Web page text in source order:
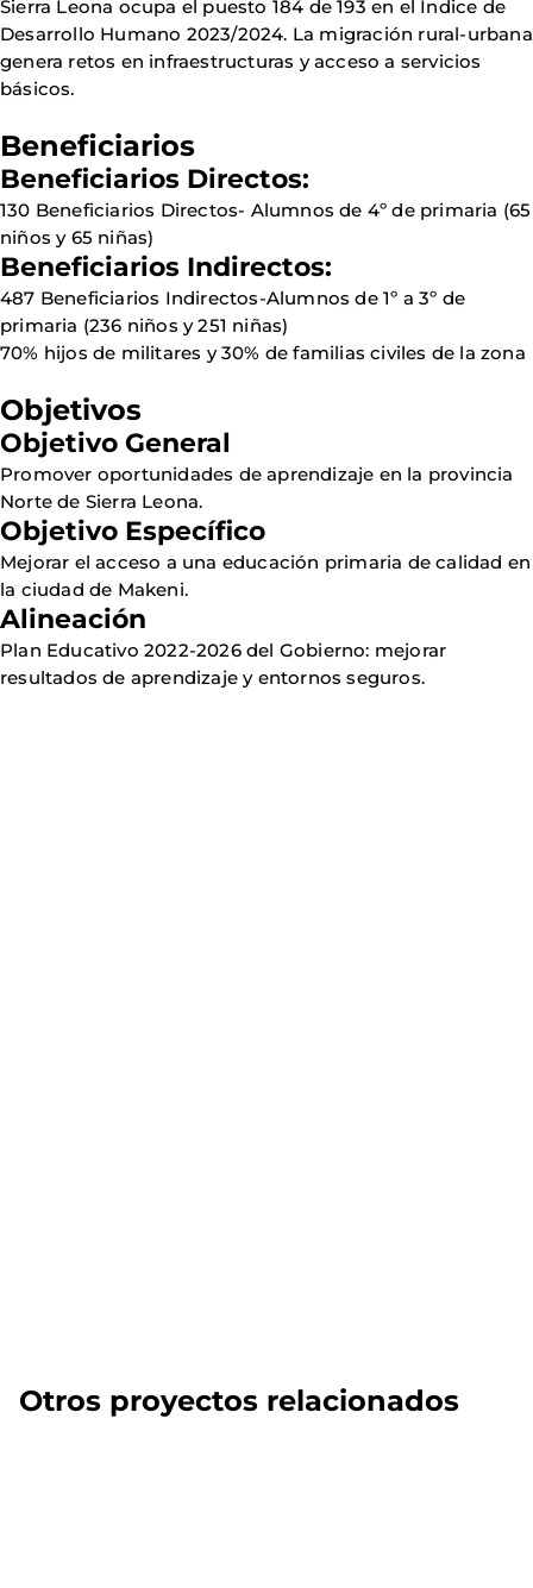
Sierra Leona ocupa el puesto 184 de 193 en el Índice de
Desarrollo Humano 2023/2024. La migración rural-urbana
genera retos en infraestructuras y acceso a servicios
básicos.
Beneficiarios
Beneficiarios Directos:
130 Beneficiarios Directos- Alumnos de 4º de primaria (65
niños y 65 niñas)
Beneficiarios Indirectos:
487 Beneficiarios Indirectos-Alumnos de 1º a 3º de
primaria (236 niños y 251 niñas)
70% hijos de militares y 30% de familias civiles de la zona
Objetivos
Objetivo General
Promover oportunidades de aprendizaje en la provincia
Norte de Sierra Leona.
Objetivo Específico
Mejorar el acceso a una educación primaria de calidad en
la ciudad de Makeni.
Alineación
Plan Educativo 2022-2026 del Gobierno: mejorar
resultados de aprendizaje y entornos seguros.
Otros proyectos relacionados